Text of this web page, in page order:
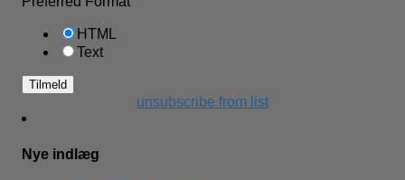
HTML
Text
unsubscribe from list
Nye indlæg